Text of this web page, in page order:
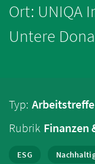
Ort: UNIQA
Untere
Typ:
Rubrik Finanzen
ESG